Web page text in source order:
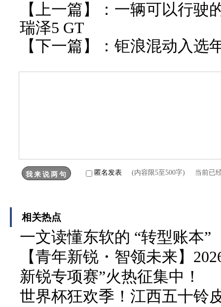
【上一篇】： 一辆可以行驶
瑞泽5 GT
【下一篇】： 钜浪混动入选
匿名发表 (内容限5至500字) 当前已
相关热点
一文读懂东软的 “转型账本”
【青年新锐・智领未来】
新锐专项赛”火热征集中！
世界杯狂欢季！江西五十铃